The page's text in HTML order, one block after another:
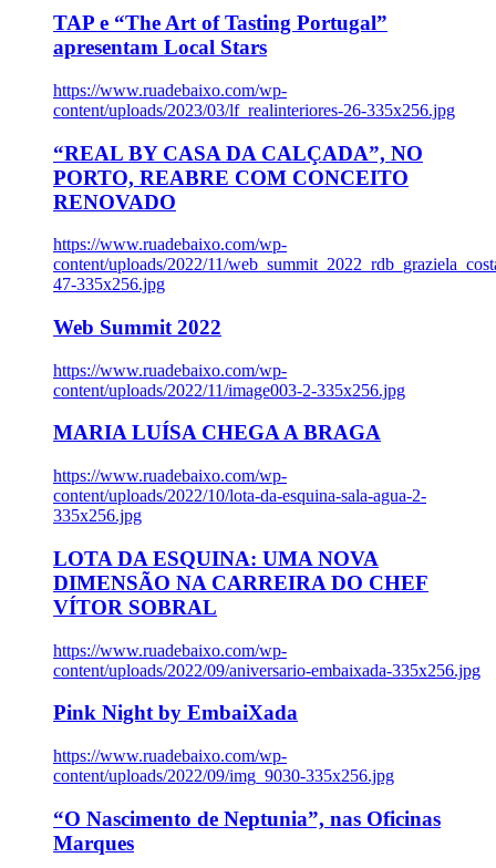
TAP e “The Art of Tasting Portugal”
apresentam Local Stars
https://www.ruadebaixo.com/wp-
content/uploads/2023/03/lf_realinteriores-26-335x256.jpg
“REAL BY CASA DA CALÇADA”, NO
PORTO, REABRE COM CONCEITO
RENOVADO
https://www.ruadebaixo.com/wp-
content/uploads/2022/11/
47-335x256.jpg
Web Summit 2022
https://www.ruadebaixo.com/wp-
content/uploads/2022/11/image003-2-335x256.jpg
MARIA LUÍSA CHEGA A BRAGA
https://www.ruadebaixo.com/wp-
content/uploads/2022/10/lota-da-esquina-sala-agua-2-
335x256.jpg
LOTA DA ESQUINA: UMA NOVA
DIMENSÃO NA CARREIRA DO CHEF
VÍTOR SOBRAL
https://www.ruadebaixo.com/wp-
content/uploads/2022/09/aniversario-embaixada-335x256.jpg
Pink Night by EmbaiXada
https://www.ruadebaixo.com/wp-
content/uploads/2022/09/img_9030-335x256.jpg
“O Nascimento de Neptunia”, nas Oficinas
Marques